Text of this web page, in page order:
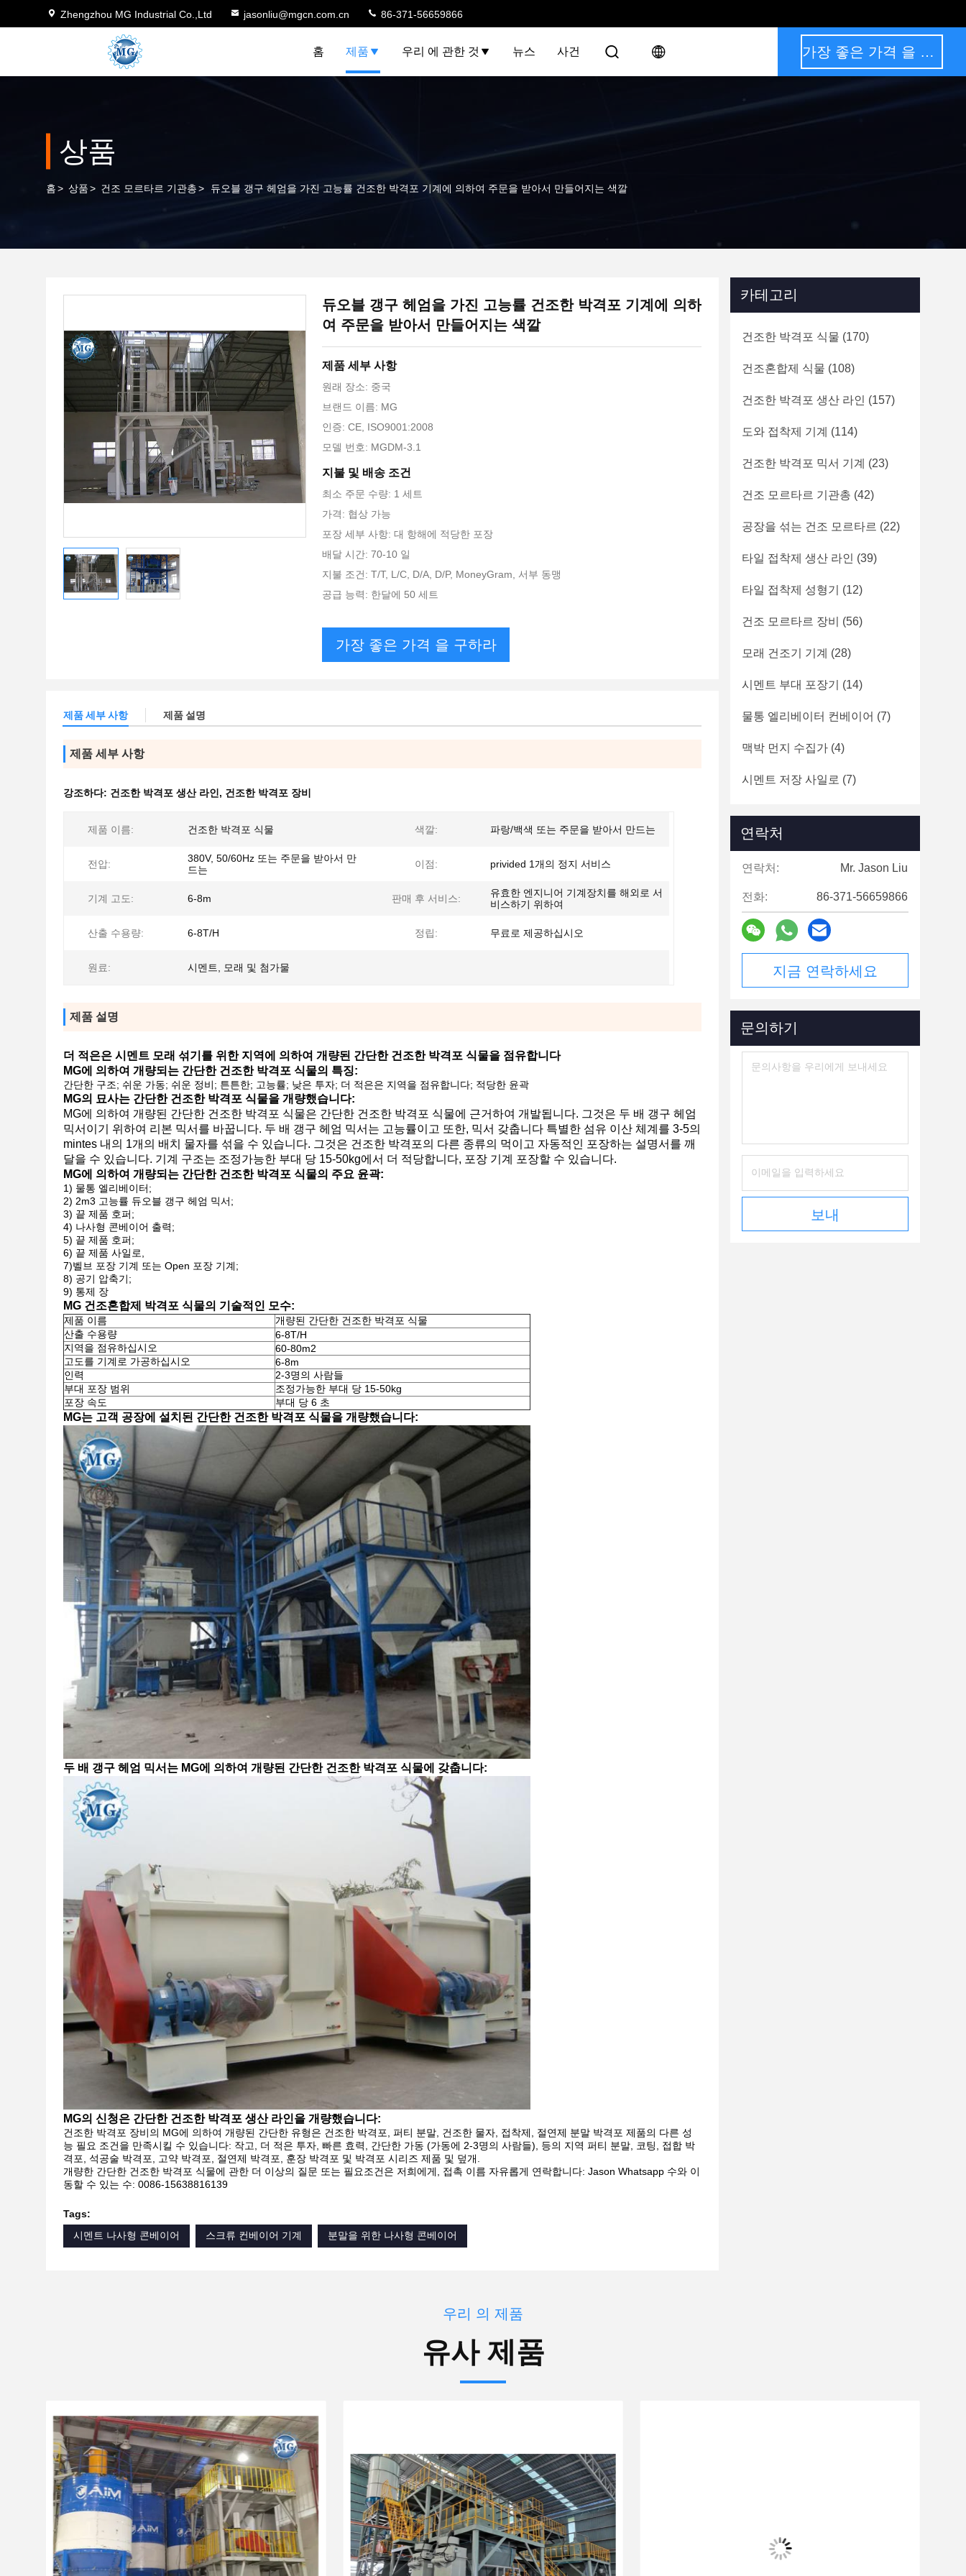
Zhengzhou MG Industrial Co.,Ltd jasonliu@mgcn.com.cn 86-371-56659866
홈 제품 우리 에 관한 것 뉴스 사건 가장 좋은 가격 을 구하라
상품
홈> 상품> 건조 모르타르 기관총> 듀오블 갱구 헤엄을 가진 고능률 건조한 박격포 기계에 의하여 주문을 받아서 만들어지는 색깔
듀오블 갱구 헤엄을 가진 고능률 건조한 박격포 기계에 의하
여 주문을 받아서 만들어지는 색깔
제품 세부 사항
원래 장소: 중국
브랜드 이름: MG
인증: CE, ISO9001:2008
모델 번호: MGDM-3.1
지불 및 배송 조건
최소 주문 수량: 1 세트
가격: 협상 가능
포장 세부 사항: 대 항해에 적당한 포장
배달 시간: 70-10 일
지불 조건: T/T, L/C, D/A, D/P, MoneyGram, 서부 동맹
공급 능력: 한달에 50 세트
가장 좋은 가격 을 구하라
제품 세부 사항 제품 설명
제품 세부 사항
강조하다: 건조한 박격포 생산 라인 , 건조한 박격포 장비
제품 이름: 건조한 박격포 식물 색깔: 파랑/백색 또는 주문을 받아서 만드는
전압:
380V, 50/60Hz 또는 주문을 받아서 만
드는
이점: privided 1개의 정지 서비스
기계 고도: 6-8m 판매 후 서비스:
유효한 엔지니어 기계장치를 해외로 서
비스하기 위하여
산출 수용량: 6-8T/H 정립: 무료로 제공하십시오
원료: 시멘트, 모래 및 첨가물
제품 설명
더 적은은 시멘트 모래 섞기를 위한 지역에 의하여 개량된 간단한 건조한 박격포 식물을 점유합니다
MG에 의하여 개량되는 간단한 건조한 박격포 식물의 특징:
간단한 구조; 쉬운 가동; 쉬운 정비; 튼튼한; 고능률; 낮은 투자; 더 적은은 지역을 점유합니다; 적당한 윤곽
MG의 묘사는 간단한 건조한 박격포 식물을 개량했습니다:
MG에 의하여 개량된 간단한 건조한 박격포 식물은 간단한 건조한 박격포 식물에 근거하여 개발됩니다. 그것은 두 배 갱구 헤엄
믹서이기 위하여 리본 믹서를 바꿉니다. 두 배 갱구 헤엄 믹서는 고능률이고 또한, 믹서 갖춥니다 특별한 섬유 이산 체계를 3-5의
mintes 내의 1개의 배치 물자를 섞을 수 있습니다. 그것은 건조한 박격포의 다른 종류의 먹이고 자동적인 포장하는 설명서를 깨
달을 수 있습니다. 기계 구조는 조정가능한 부대 당 15-50kg에서 더 적당합니다, 포장 기계 포장할 수 있습니다.
MG에 의하여 개량되는 간단한 건조한 박격포 식물의 주요 윤곽:
1) 물통 엘리베이터;
2) 2m3 고능률 듀오블 갱구 헤엄 믹서;
3) 끝 제품 호퍼;
4) 나사형 콘베이어 출력;
5) 끝 제품 호퍼;
6) 끝 제품 사일로,
7)벨브 포장 기계 또는 Open 포장 기계;
8) 공기 압축기;
9) 통제 장
MG 건조혼합제 박격포 식물의 기술적인 모수:
제품 이름
개량된 간단한 건조한 박격포 식물
산출 수용량
6-8T/H
지역을 점유하십시오
60-80m2
고도를 기계로 가공하십시오
6-8m
인력
2-3명의 사람들
부대 포장 범위
조정가능한 부대 당 15-50kg
포장 속도
부대 당 6 초
MG는 고객 공장에 설치된 간단한 건조한 박격포 식물을 개량했습니다:
두 배 갱구 헤엄 믹서는 MG에 의하여 개량된 간단한 건조한 박격포 식물에 갖춥니다:
MG의 신청은 간단한 건조한 박격포 생산 라인을 개량했습니다:
건조한 박격포 장비의 MG에 의하여 개량된 간단한 유형은 건조한 박격포, 퍼티 분말, 건조한 물자, 접착제, 절연제 분말 박격포 제품의 다른 성
능 필요 조건을 만족시킬 수 있습니다: 작고, 더 적은 투자, 빠른 효력, 간단한 가동 (가동에 2-3명의 사람들), 등의 지역 퍼티 분말, 코팅, 접합 박
격포, 석공술 박격포, 고약 박격포, 절연제 박격포, 훈장 박격포 및 박격포 시리즈 제품 및 덮개.
개량한 간단한 건조한 박격포 식물에 관한 더 이상의 질문 또는 필요조건은 저희에게, 접촉 이름 자유롭게 연락합니다: Jason Whatsapp 수와 이
동할 수 있는 수: 0086-15638816139
Tags:
시멘트 나사형 콘베이어
스크류 컨베이어 기계 분말을 위한 나사형 콘베이어
카테고리
건조한 박격포 식물 (170)
건조혼합제 식물 (108)
건조한 박격포 생산 라인 (157)
도와 접착제 기계 (114)
건조한 박격포 믹서 기계 (23)
건조 모르타르 기관총 (42)
공장을 섞는 건조 모르타르 (22)
타일 접착제 생산 라인 (39)
타일 접착제 성형기 (12)
건조 모르타르 장비 (56)
모래 건조기 기계 (28)
시멘트 부대 포장기 (14)
물통 엘리베이터 컨베이어 (7)
맥박 먼지 수집가 (4)
시멘트 저장 사일로 (7)
연락처
연락처: Mr. Jason Liu
전화: 86-371-56659866
지금 연락하세요
문의하기
보내
우리 의 제품
유사 제품